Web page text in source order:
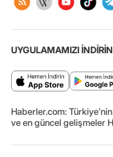
UYGULAMAMIZI İNDİRİN
Haberler.com:
ve en güncel gelişmeler